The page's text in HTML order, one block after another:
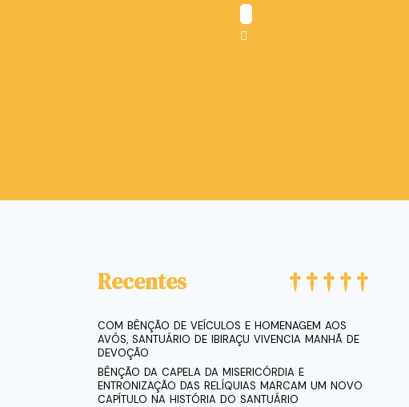
Recentes
COM BÊNÇÃO DE VEÍCULOS E HOMENAGEM AOS
AVÓS, SANTUÁRIO DE IBIRAÇU VIVENCIA MANHÃ DE
DEVOÇÃO
BÊNÇÃO DA CAPELA DA MISERICÓRDIA E
ENTRONIZAÇÃO DAS RELÍQUIAS MARCAM UM NOVO
CAPÍTULO NA HISTÓRIA DO SANTUÁRIO